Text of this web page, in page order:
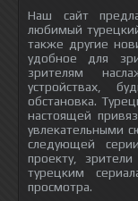
Наш сайт
любимый
также другие
удобное для
зрителям
устройствах,
обстановка.
настоящей
увлекательными
следующей
проекту,
турецким
просмотра.